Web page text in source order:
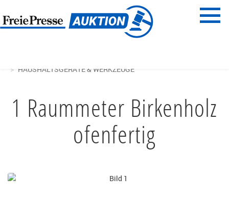
Menü
HAUSHALTSGERÄTE & WERKZEUGE
1 Raummeter Birkenholz
ofenfertig